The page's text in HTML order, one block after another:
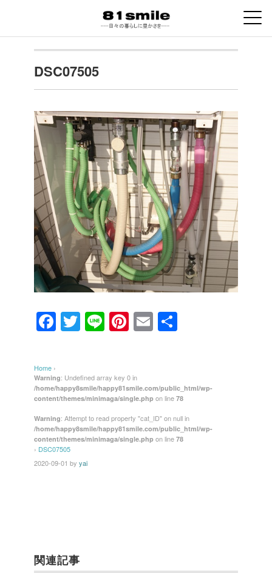
DSC07505
F
e
b
o
o
k
T
er
Li Pi
e
st
E
Home ›
Warning: Undefined array key 0 in
/home/happy8smile/happy81smile.com/public_html/wp-
content/themes/minimaga/single.php on line 78
Warning: Attempt to read property "cat_ID" on null in
/home/happy8smile/happy81smile.com/public_html/wp-
content/themes/minimaga/single.php on line 78
› DSC07505
2020-09-01 by yai
関連記事